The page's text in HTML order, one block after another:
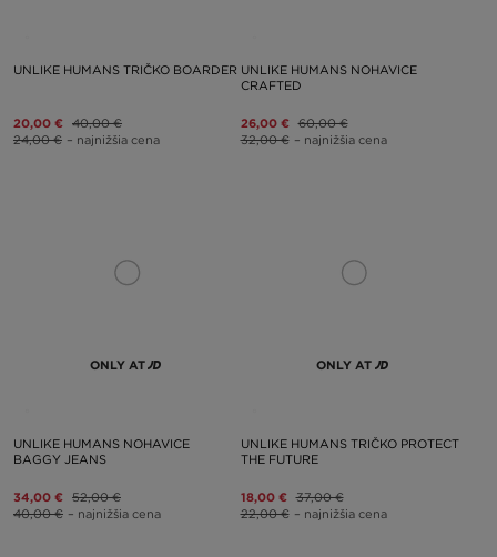
UNLIKE HUMANS TRIČKO BOARDER
20,00 € 40,00 €
24,00 € – najnižšia cena
UNLIKE HUMANS NOHAVICE
CRAFTED
26,00 € 60,00 €
32,00 € – najnižšia cena
ONLY AT
UNLIKE HUMANS NOHAVICE
BAGGY JEANS
34,00 € 52,00 €
40,00 € – najnižšia cena
ONLY AT
UNLIKE HUMANS TRIČKO PROTECT
THE FUTURE
18,00 € 37,00 €
22,00 € – najnižšia cena